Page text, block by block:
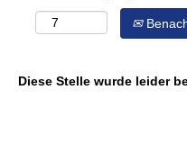
Diese Stelle wurde leider